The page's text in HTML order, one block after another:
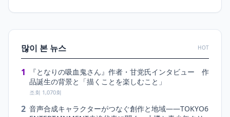
많이 본 뉴스 HOT
1
『となりの吸血鬼さん』作者・甘党氏インタビュー 作
品誕生の背景と「描くことを楽しむこと」
조회 1,070회
2 音声合成キャラクターがつなぐ創作と地域――TOKYO6